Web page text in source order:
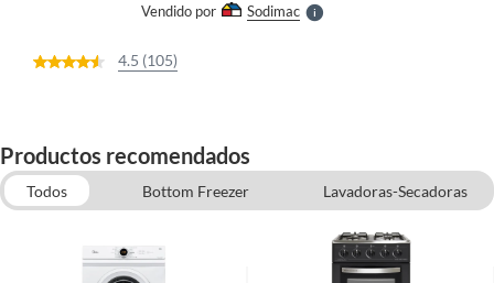
Vendido por SodimacS
4.5 (105)
Productos recomendados
Todos Bottom Freezer
Lavadoras-Secadoras
Combo empotrado
Cocinas a gas